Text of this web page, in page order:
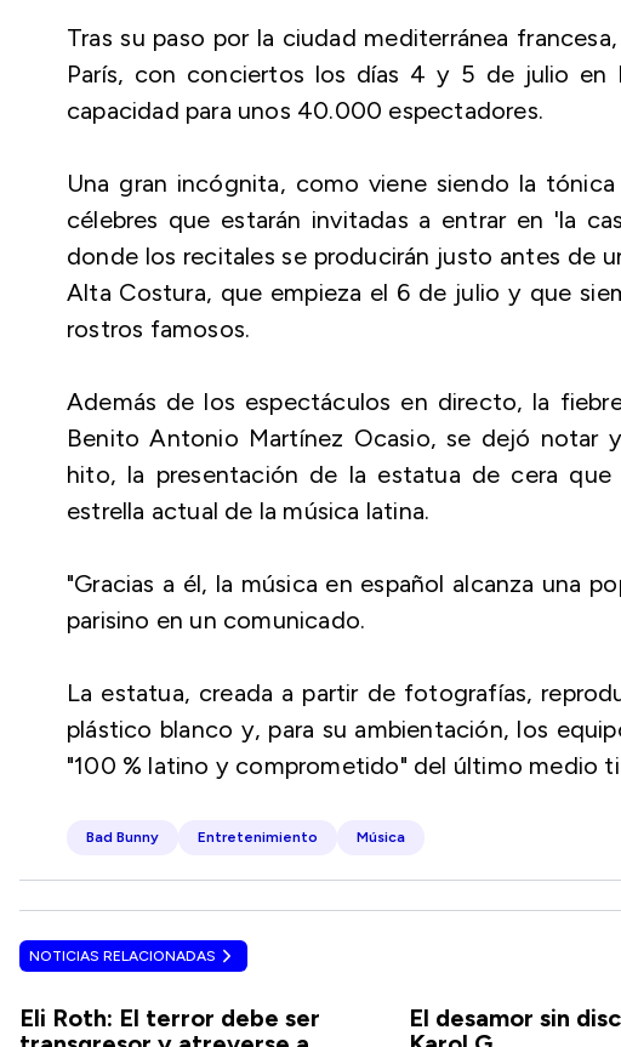
Tras su paso por la ciudad mediterránea
París, con conciertos los días 4 y 5 de julio en
capacidad para unos 40.000 espectadores.
Una gran incógnita, como viene siendo la
célebres que estarán invitadas a entrar en 'la
donde los recitales se producirán justo antes de
Alta Costura, que empieza el 6 de julio y que
rostros famosos.
Además de los espectáculos en directo, la
Benito Antonio Martínez Ocasio, se dejó notar
hito, la presentación de la estatua de cera
estrella actual de la música latina.
"Gracias a él, la música en español alcanza una
parisino en un comunicado.
La estatua, creada a partir de fotografías,
plástico blanco y, para su ambientación, los
"100 % latino y comprometido" del último medio
Bad Bunny Entretenimiento Música
NOTICIAS RELACIONADAS
Eli Roth: El terror debe ser
El desamor sin